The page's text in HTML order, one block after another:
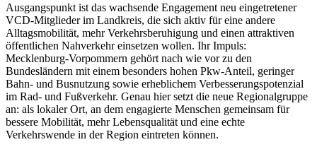
Ausgangspunkt ist das wachsende Engagement neu eingetretener
VCD-Mitglieder im Landkreis, die sich aktiv für eine andere
Alltagsmobilität, mehr Verkehrsberuhigung und einen attraktiven
öffentlichen Nahverkehr einsetzen wollen. Ihr Impuls:
Mecklenburg-Vorpommern gehört nach wie vor zu den
Bundesländern mit einem besonders hohen Pkw-Anteil, geringer
Bahn- und Busnutzung sowie erheblichem Verbesserungspotenzial
im Rad- und Fußverkehr. Genau hier setzt die neue Regionalgruppe
an: als lokaler Ort, an dem engagierte Menschen gemeinsam für
bessere Mobilität, mehr Lebensqualität und eine echte
Verkehrswende in der Region eintreten können.